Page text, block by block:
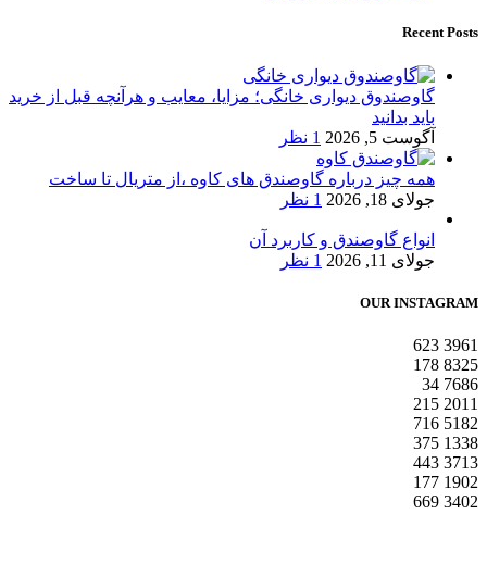
Recent Posts
گاوصندوق دیواری خانگی؛ مزایا، معایب و هرآنچه قبل از خرید
باید بدانید
آگوست 5, 2026
1 نظر
همه چیز درباره گاوصندق های کاوه ،از متریال تا ساخت
جولای 18, 2026
1 نظر
انواع گاوصندق و کاربرد آن
جولای 11, 2026
1 نظر
OUR INSTAGRAM
3961
623
8325
178
7686
34
2011
215
5182
716
1338
375
3713
443
1902
177
3402
669